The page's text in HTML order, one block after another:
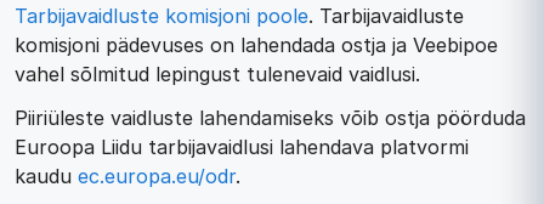
Tarbijavaidluste komisjoni poole. Tarbijavaidluste
komisjoni pädevuses on lahendada ostja ja Veebipoe
vahel sõlmitud lepingust tulenevaid vaidlusi.
Piiriüleste vaidluste lahendamiseks võib ostja pöörduda
Euroopa Liidu tarbijavaidlusi lahendava platvormi
kaudu ec.europa.eu/odr.